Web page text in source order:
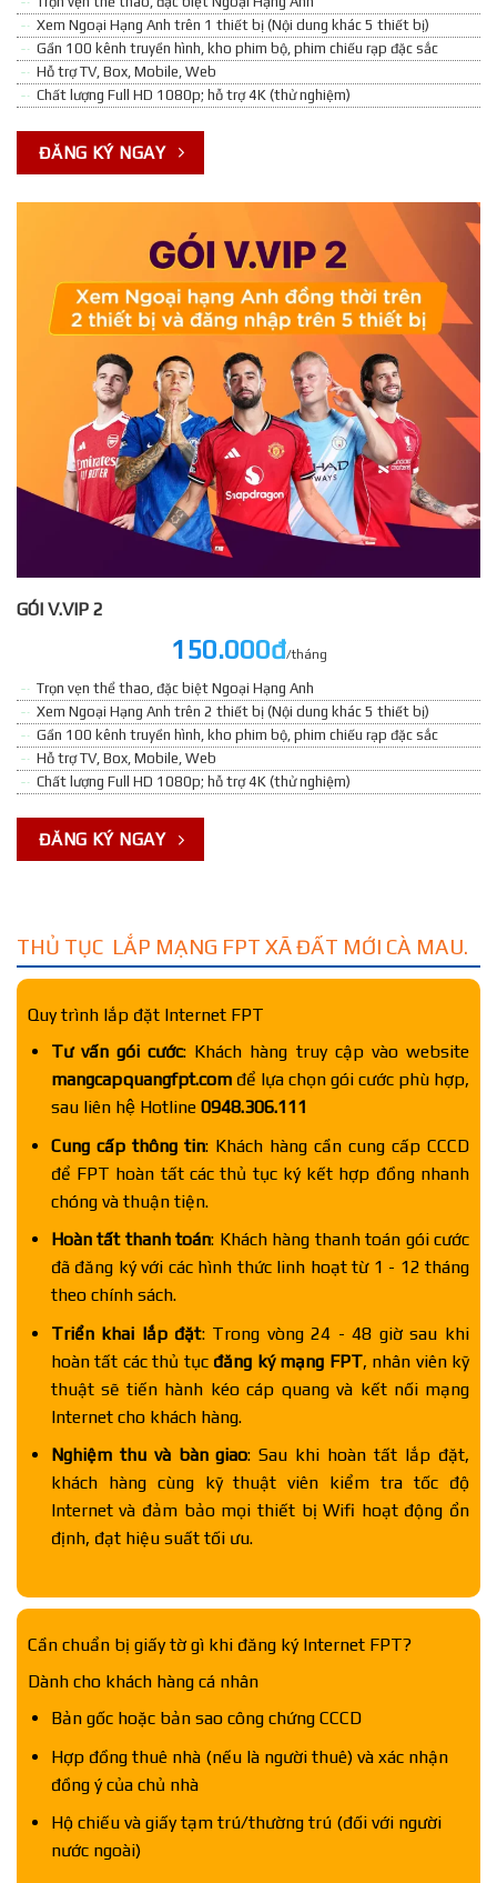
Xem Ngoại Hạng Anh trên 1 thiết bị (Nội dung khác 5 thiết bị)
Gần 100 kênh truyền hình, kho phim bộ, phim chiếu rạp đặc sắc
Hỗ trợ TV, Box, Mobile, Web
Chất lượng Full HD 1080p; hỗ trợ 4K (thử nghiệm)
ĐĂNG KÝ NGAY
GÓI V.VIP 2
150.000đ/tháng
Trọn vẹn thể thao, đặc biệt Ngoại Hạng Anh
Xem Ngoại Hạng Anh trên 2 thiết bị (Nội dung khác 5 thiết bị)
Gần 100 kênh truyền hình, kho phim bộ, phim chiếu rạp đặc sắc
Hỗ trợ TV, Box, Mobile, Web
Chất lượng Full HD 1080p; hỗ trợ 4K (thử nghiệm)
ĐĂNG KÝ NGAY
THỦ TỤC LẮP MẠNG FPT XÃ ĐẤT MỚI CÀ MAU.
Quy trình lắp đặt Internet FPT
Tư vấn gói cước: Khách hàng truy cập vào website
mangcapquangfpt.comđể lựa chọn gói cước phù hợp,
sau liên hệ Hotline 0948.306.111
Cung cấp thông tin: Khách hàng cần cung cấp CCCD
để FPT hoàn tất các thủ tục ký kết hợp đồng nhanh
chóng và thuận tiện.
Hoàn tất thanh toán: Khách hàng thanh toán gói cước
đã đăng ký với các hình thức linh hoạt từ 1 - 12 tháng
theo chính sách.
Triển khai lắp đặt: Trong vòng 24 - 48 giờ sau khi
hoàn tất các thủ tục đăng ký mạng FPT, nhân viên kỹ
thuật sẽ tiến hành kéo cáp quang và kết nối mạng
Internet cho khách hàng.
Nghiệm thu và bàn giao: Sau khi hoàn tất lắp đặt,
khách hàng cùng kỹ thuật viên kiểm tra tốc độ
Internet và đảm bảo mọi thiết bị Wifi hoạt động ổn
định, đạt hiệu suất tối ưu.
Cần chuẩn bị giấy tờ gì khi đăng ký Internet FPT?
Dành cho khách hàng cá nhân
Bản gốc hoặc bản sao công chứng CCCD
Hợp đồng thuê nhà (nếu là người thuê) và xác nhận
đồng ý của chủ nhà
Hộ chiếu và giấy tạm trú/thường trú (đối với người
nước ngoài)